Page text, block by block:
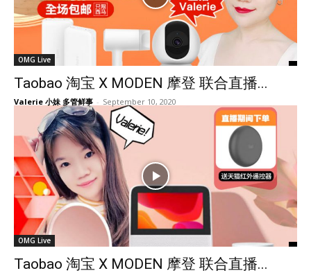
OMG Live
Taobao 淘宝 X MODEN 摩登 联合直播...
Valerie 小妹 多管鲜事 - September 10, 2020
OMG Live
Taobao 淘宝 X MODEN 摩登 联合直播...